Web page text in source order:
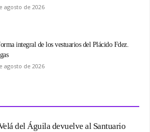
agosto de 2026
integral de los vestuarios del Plácido Fdez.
agosto de 2026
del Águila devuelve al Santuario